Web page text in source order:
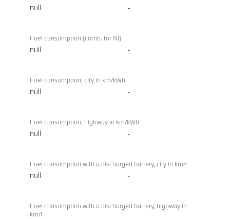
null -
Fuel consumption (comb. for NI)
null -
Fuel consumption, city in km/kWh
null -
Fuel consumption, highway in km/kWh
null -
Fuel consumption with a discharged battery, city in km/l
null -
Fuel consumption with a discharged battery, highway in
km/l